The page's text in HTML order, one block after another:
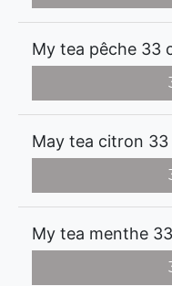
My tea pêche 33
May tea citron 33
My tea menthe